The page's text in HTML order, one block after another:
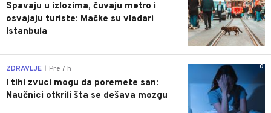
Spavaju u izlozima, čuvaju metro i
osvajaju turiste: Mačke su vladari
Istanbula
0
ZDRAVLJE Pre 7 h
I tihi zvuci mogu da poremete san:
Naučnici otkrili šta se dešava mozgu